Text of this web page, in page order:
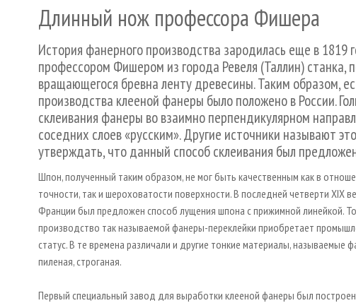
Длинный нож профессора Фишера
История фанерного производства зародилась еще в 1819
профессором Фишером из города Ревеля (Таллин)
вращающегося бревна ленту древесины. Таким образом,
производства клееной фанеры было положено в России.
склеивания фанеры во взаимно перпендикулярном
соседних слоев «русским». Другие источники называют
утверждать, что данный способ склеивания был
Шпон, полученный таким образом, не мог быть качественным как в
точности, так и шероховатости поверхности. В последней четверти XIX
Франции был предложен способ лущения шпона с прижимной линейкой.
производство так называемой фанеры-переклейки приобретает
статус. В те времена различали и другие тонкие материалы, называемые
пиленая, строганая.
Первый специальный завод для выработки клееной фанеры был